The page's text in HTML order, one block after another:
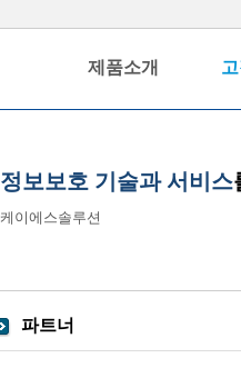
제품소개
정보보호 기술과 서비스
케이에스솔루션
파트너